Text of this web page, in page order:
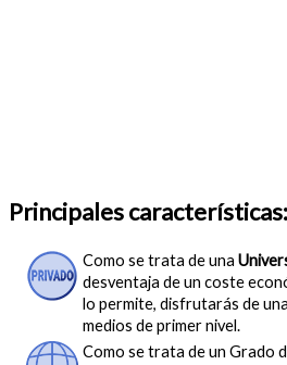
Principales características:
Como se trata de una
desventaja de un coste
lo permite, disfrutarás de
medios de primer nivel.
Como se trata de un Grado